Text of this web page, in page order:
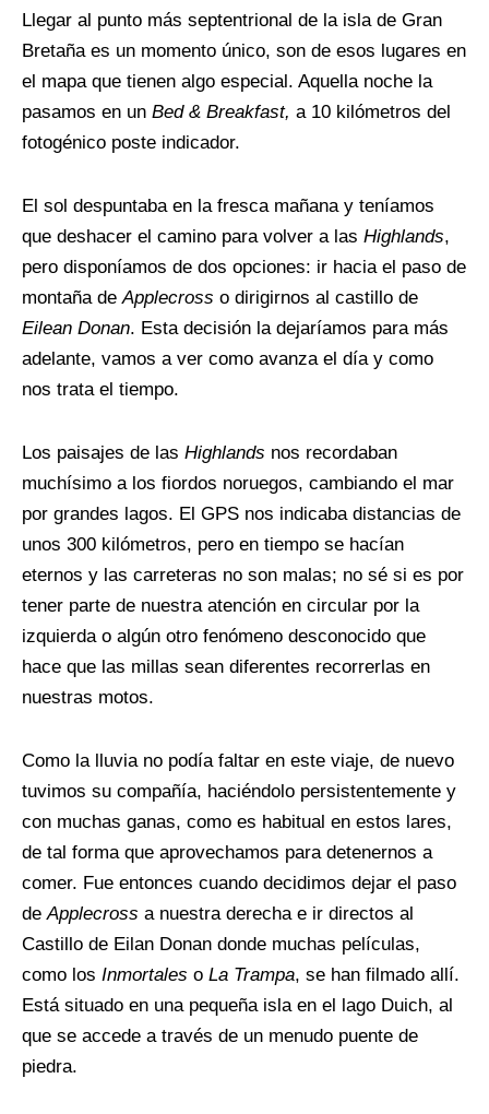
Llegar al punto más septentrional de la isla de Gran
Bretaña es un momento único, son de esos lugares en
el mapa que tienen algo especial. Aquella noche la
pasamos en un Bed & Breakfast, a 10 kilómetros del
fotogénico poste indicador.
El sol despuntaba en la fresca mañana y teníamos
que deshacer el camino para volver a las Highlands,
pero disponíamos de dos opciones: ir hacia el paso de
montaña deApplecross o dirigirnos al castillo de
Eilean Donan. Esta decisión la dejaríamos para más
adelante, vamos a ver como avanza el día y como
nos trata el tiempo.
Los paisajes de las Highlands nos recordaban
muchísimo a los fiordos noruegos, cambiando el mar
por grandes lagos. El GPS nos indicaba distancias de
unos 300 kilómetros, pero en tiempo se hacían
eternos y las carreteras no son malas; no sé si es por
tener parte de nuestra atención en circular por la
izquierda o algún otro fenómeno desconocido que
hace que las millas sean diferentes recorrerlas en
nuestras motos.
Como la lluvia no podía faltar en este viaje, de nuevo
tuvimos su compañía, haciéndolo persistentemente y
con muchas ganas, como es habitual en estos lares,
de tal forma que aprovechamos para detenernos a
comer. Fue entonces cuando decidimos dejar el paso
deApplecross a nuestra derecha e ir directos al
Castillo de Eilan Donan donde muchas películas,
como los Inmortales o La Trampa, se han filmado allí.
Está situado en una pequeña isla en el lago Duich, al
que se accede a través de un menudo puente de
piedra.